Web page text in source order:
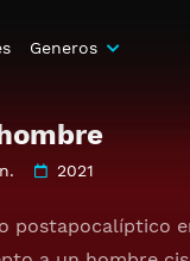
Generos
2021
postapocalíptico